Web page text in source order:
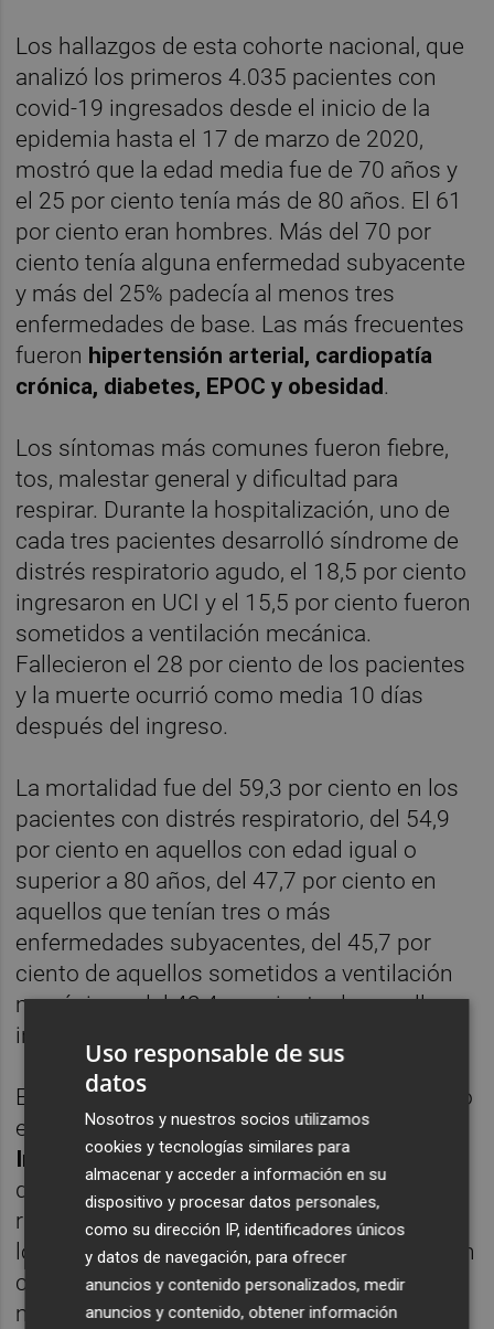
Los hallazgos de esta cohorte nacional, que
analizó los primeros 4.035 pacientes con
covid-19 ingresados desde el inicio de la
epidemia hasta el 17 de marzo de 2020,
mostró que la edad media fue de 70 años y
el 25 por ciento tenía más de 80 años. El 61
por ciento eran hombres. Más del 70 por
ciento tenía alguna enfermedad subyacente
y más del 25% padecía al menos tres
enfermedades de base. Las más frecuentes
fueron hipertensión arterial, cardiopatía
crónica, diabetes, EPOC y obesidad.
Los síntomas más comunes fueron fiebre,
tos, malestar general y dificultad para
respirar. Durante la hospitalización, uno de
cada tres pacientes desarrolló síndrome de
distrés respiratorio agudo, el 18,5 por ciento
ingresaron en UCI y el 15,5 por ciento fueron
sometidos a ventilación mecánica.
Fallecieron el 28 por ciento de los pacientes
y la muerte ocurrió como media 10 días
después del ingreso.
La mortalidad fue del 59,3 por ciento en los
pacientes con distrés respiratorio, del 54,9
por ciento en aquellos con edad igual o
superior a 80 años, del 47,7 por ciento en
aquellos que tenían tres o más
enfermedades subyacentes, del 45,7 por
ciento de aquellos sometidos a ventilación
mecánica y del 42,4 por ciento de aquellos
ingresados en UCI.
El análisis estadístico, que ha sido publicado
en la revista 'Clinical Microbiology and
Infection', puso de manifiesto la existencia
de 17 variables que se asociaron con mayor
riesgo de muerte, el más determinante de
los cuales fue la edad. También se asociaron
con mayor riesgo de muerte el sexo
masculino, la presencia de algunas
Uso responsable de sus
datos
Nosotros y nuestros socios utilizamos
cookies y tecnologías similares para
almacenar y acceder a información en su
dispositivo y procesar datos personales,
como su dirección IP, identificadores únicos
y datos de navegación, para ofrecer
anuncios y contenido personalizados, medir
anuncios y contenido, obtener información